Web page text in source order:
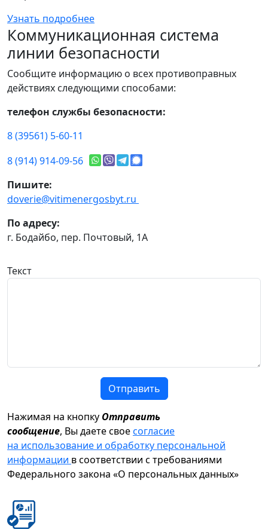
Узнать подробнее
Коммуникационная система
линии безопасности
Сообщите информацию о всех противоправных
действиях следующими способами:
телефон службы безопасности:
8 (39561) 5-60-11
8 (914) 914-09-56
Пишите:
doverie@vitimenergosbyt.ru
По адресу:
г. Бодайбо, пер. Почтовый, 1А
Текст
Отправить
Нажимая на кнопку Отправить
сообщение, Вы даете своесогласие
на использование и обработку персональной
информации в соответствии с требованиями
Федерального закона «О персональных данных»